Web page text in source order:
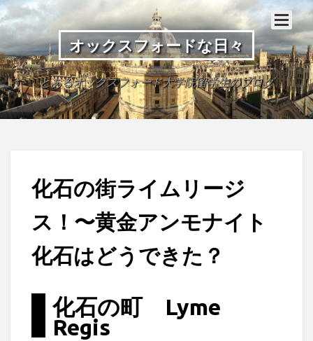
オックスフォードな日々
とあるオックスフォード大学院留学生のブログ
化石の街ライムリージ
ス！〜黄金アンモナイト
化石はどうできた？
化石の町 Lyme
Regis